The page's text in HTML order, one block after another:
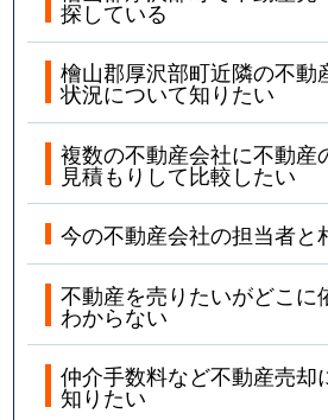
探している
檜山郡厚沢部町近隣の不動
状況について知りたい
複数の不動産会社に不動産
見積もりして比較したい
今の不動産会社の担当者と
不動産を売りたいがどこに
わからない
仲介手数料など不動産売却
知りたい